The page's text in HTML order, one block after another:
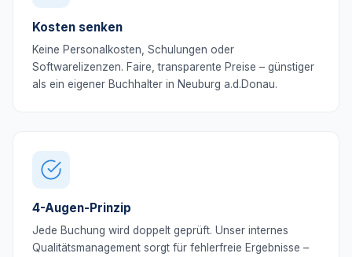
Kosten senken
Keine Personalkosten, Schulungen oder
Softwarelizenzen. Faire, transparente Preise – günstiger
als ein eigener Buchhalter in Neuburg a.d.Donau.
4-Augen-Prinzip
Jede Buchung wird doppelt geprüft. Unser internes
Qualitätsmanagement sorgt für fehlerfreie Ergebnisse –